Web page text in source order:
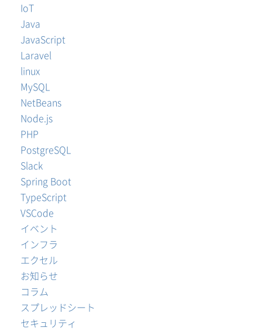
IoT
Java
JavaScript
Laravel
linux
MySQL
NetBeans
Node.js
PHP
PostgreSQL
Slack
Spring Boot
TypeScript
VSCode
イベント
インフラ
エクセル
お知らせ
コラム
スプレッドシート
セキュリティ